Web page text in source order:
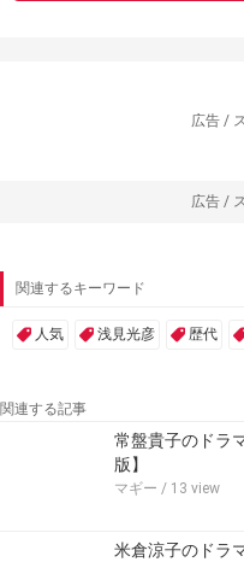
広告 /
広告 /
関連するキーワード
人気 浅見光彦 歴代
関連する記事
常盤貴子のドラ
版】
マギー / 13 view
米倉涼子のドラ